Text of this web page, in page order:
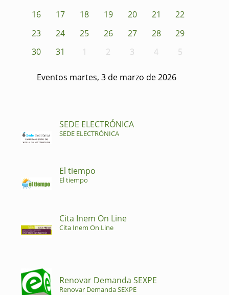
16
17 18 19 20 21
22
23
24 25 26 27 28
29
30
31 1 2 3 4 5
Eventos martes, 3 de marzo de 2026
SEDE ELECTRÓNICA
SEDE ELECTRÓNICA
El tiempo
El tiempo
Cita Inem On Line
Cita Inem On Line
Renovar Demanda SEXPE
Renovar Demanda SEXPE